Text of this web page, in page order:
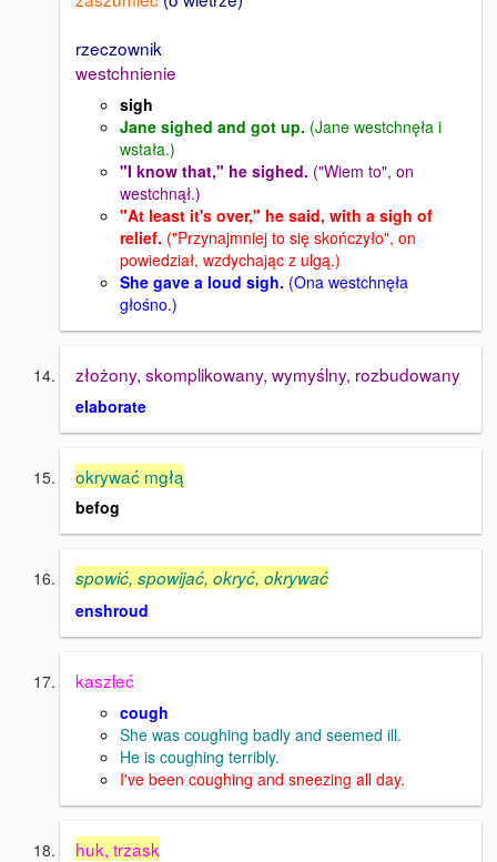
rzeczownik
westchnienie
sigh
Jane sighed and got up. (Jane westchnęła i
wstała.)
"I know that," he sighed. ("Wiem to", on
westchnął.)
"At least it's over," he said, with a sigh of
relief. ("Przynajmniej to się skończyło", on
powiedział, wzdychając z ulgą.)
She gave a loud sigh. (Ona westchnęła
głośno.)
złożony, skomplikowany, wymyślny, rozbudowany
elaborate
okrywać mgłą
befog
spowić, spowijać, okryć, okrywać
enshroud
kaszleć
cough
She was coughing badly and seemed ill.
He is coughing terribly.
I've been coughing and sneezing all day.
huk, trzask